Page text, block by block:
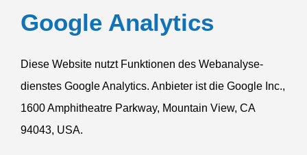
Google Analytics
Diese Website nutzt Funktionen des Webana­ly­se­
dienstes Google Analytics. Anbieter ist die Google Inc.,
1600 Amphi­theatre Parkway, Mountain View, CA
94043, USA.